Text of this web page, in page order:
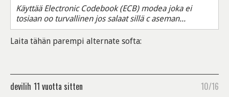
Käyttää Electronic Codebook (ECB) modea joka ei
tosiaan oo turvallinen jos salaat sillä c aseman...
Laita tähän parempi alternate softa:
devilih 11 vuotta sitten 10/16